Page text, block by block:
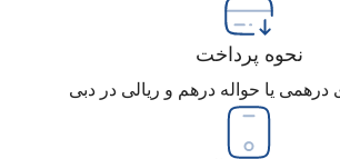
نحوه پرداخت
درهمی یا حواله درهم و ریالی در دبی